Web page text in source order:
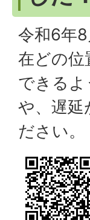
令和6年
在どの位
できる
や、遅延
ださい。